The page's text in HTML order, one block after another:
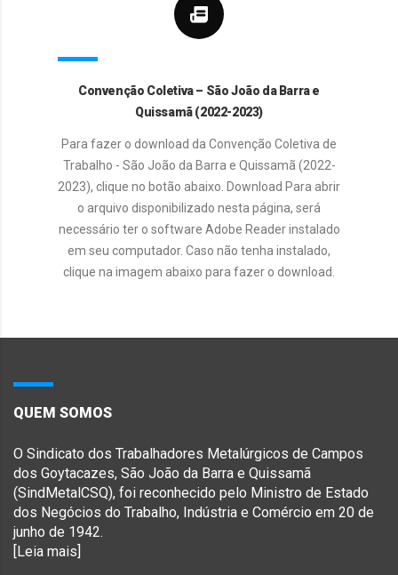
Convenção Coletiva – São João da Barra e
Quissamã (2022-2023)
Para fazer o download da Convenção Coletiva de
Trabalho - São João da Barra e Quissamã (2022-
2023), clique no botão abaixo. Download Para abrir
o arquivo disponibilizado nesta página, será
necessário ter o software Adobe Reader instalado
em seu computador. Caso não tenha instalado,
clique na imagem abaixo para fazer o download.
QUEM SOMOS
O Sindicato dos Trabalhadores Metalúrgicos de Campos
dos Goytacazes, São João da Barra e Quissamã
(SindMetalCSQ), foi reconhecido pelo Ministro de Estado
dos Negócios do Trabalho, Indústria e Comércio em 20 de
junho de 1942.
[Leia mais]